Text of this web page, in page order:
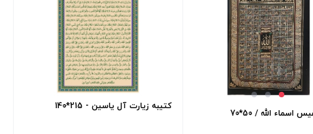
اسماء الله / 50*70
کتیبه زیارت آل یاسین - 215*140